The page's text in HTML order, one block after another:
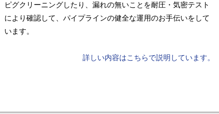
ピグクリーニングしたり、漏れの無いことを耐圧・気密テスト
により確認して、パイプラインの健全な運用のお手伝いをして
います。
詳しい内容はこちらで説明しています。